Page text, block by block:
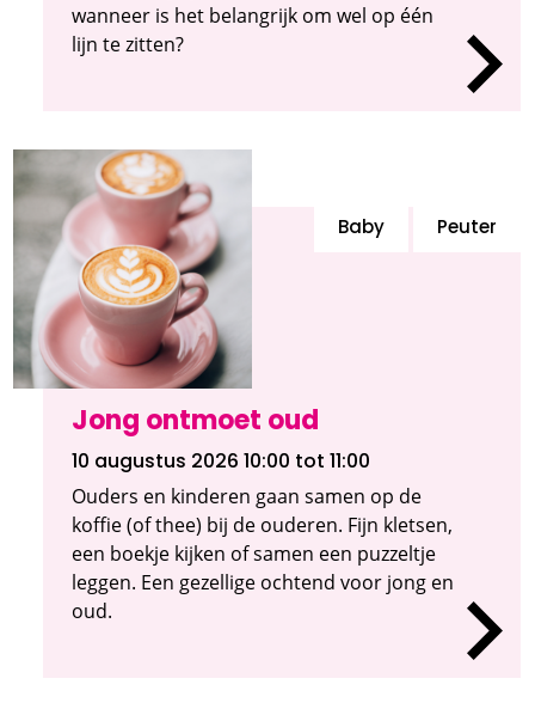
wanneer is het belangrijk om wel op één
lijn te zitten?
Jong ontmoet oud
Baby Peuter
10 augustus 2026 10:00 tot 11:00
Ouders en kinderen gaan samen op de
koffie (of thee) bij de ouderen. Fijn kletsen,
een boekje kijken of samen een puzzeltje
leggen. Een gezellige ochtend voor jong en
oud.